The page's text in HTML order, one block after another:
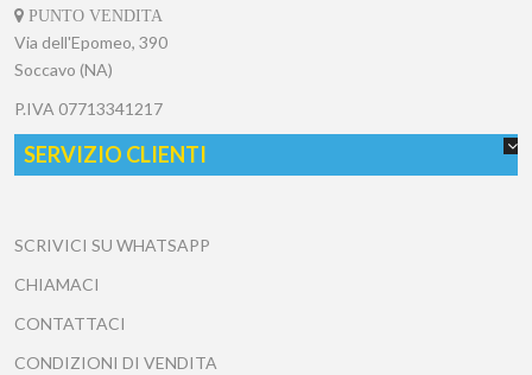
PUNTO VENDITA
Via dell'Epomeo, 390
Soccavo (NA)
P.IVA 07713341217
SERVIZIO CLIENTI
SCRIVICI SU WHATSAPP
CHIAMACI
CONTATTACI
CONDIZIONI DI VENDITA